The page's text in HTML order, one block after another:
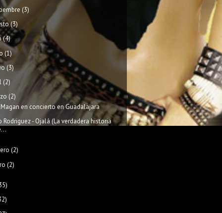
(3)
(3)
(4)
(1)
(3)
(2)
(2)
Magan en concierto en Guadalajara
Rodriguez - Ojalá (La verdadera historia
(2)
(2)